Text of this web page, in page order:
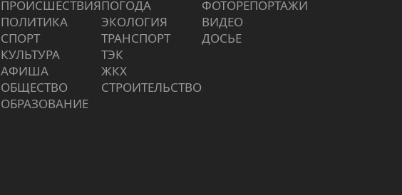
ПРОИCШЕСТВИЯ
ПОЛИТИКА
СПОРТ
КУЛЬТУРА
АФИША
ОБЩЕСТВО
ОБРАЗОВАНИЕ
ПОГОДА
ЭКОЛОГИЯ
ТРАНСПОРТ
ТЭК
ЖКХ
СТРОИТЕЛЬСТВО
ФОТОРЕПОРТАЖИ
ВИДЕО
ДОСЬЕ